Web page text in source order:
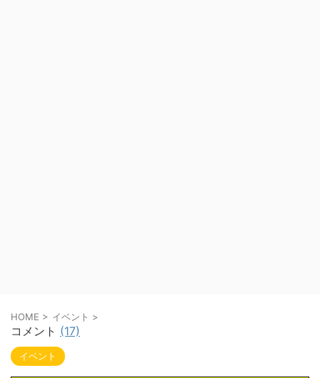
HOME > イベント >
コメント (17)
イベント